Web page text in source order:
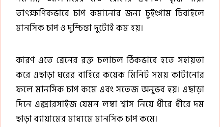
তাৎক্ষণিকভাবে চাপ কমানোর জন্য চুইংগাম চিবাইলে
মানসিক চাপ ও দুশ্চিন্তা দুটোই কম হয়।
কারণ এতে ব্রেনের রক্ত চলাচল ঠিকভাবে হতে সহায়তা
করে এছাড়া ঘরের বাহিরে কয়েক মিনিট সময় কাটানোর
ফলে মানসিক চাপ কমে এবং সতেজ অনুভব হয়। এছাড়া
দিনে এক্সারসাইজ যেমন লম্বা শ্বাস নিয়ে ধীরে ধীরে দম
ছাড়া ব্যায়ামের মাধ্যমে মানসিক চাপ কমে।